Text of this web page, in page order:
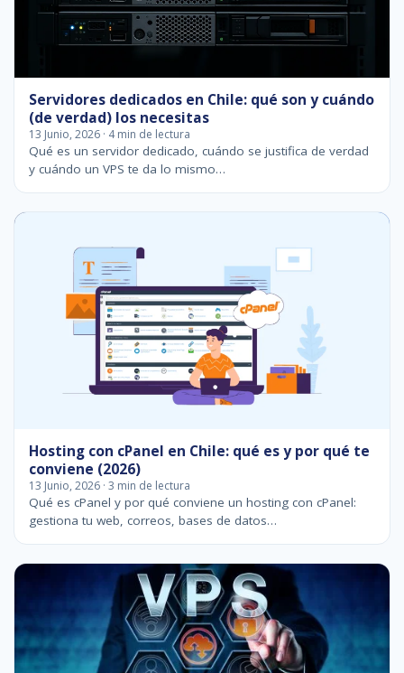
Servidores dedicados en Chile: qué son y cuándo
(de verdad) los necesitas
13 Junio, 2026 · 4 min de lectura
Qué es un servidor dedicado, cuándo se justifica de verdad
y cuándo un VPS te da lo mismo…
Hosting con cPanel en Chile: qué es y por qué te
conviene (2026)
13 Junio, 2026 · 3 min de lectura
Qué es cPanel y por qué conviene un hosting con cPanel:
gestiona tu web, correos, bases de datos…